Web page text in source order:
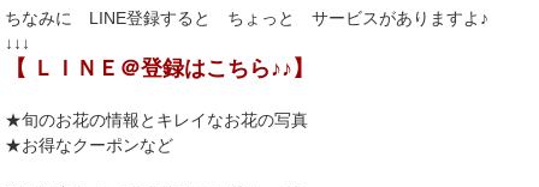
ちなみに LINE登録すると ちょっと サービスがありますよ♪
↓↓↓
【 ＬＩＮＥ＠登録はこちら♪♪】
★旬のお花の情報とキレイなお花の写真
★お得なクーポンなど